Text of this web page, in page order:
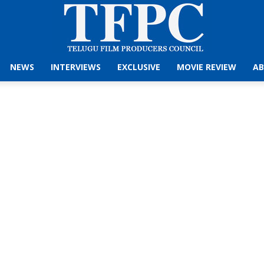
NEWS INTERVIEWS EXCLUSIVE MOVIE REVIEW